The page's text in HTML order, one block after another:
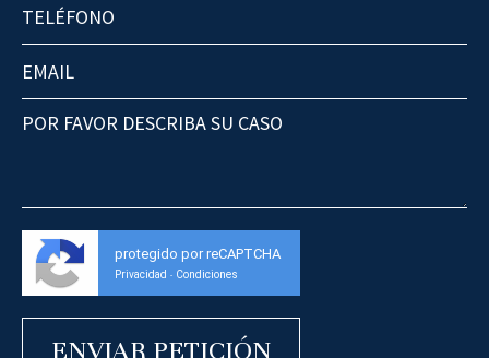
protegido por reCAPTCHA
Privacidad - Condiciones